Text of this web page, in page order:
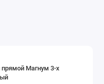
Магнум 3-х